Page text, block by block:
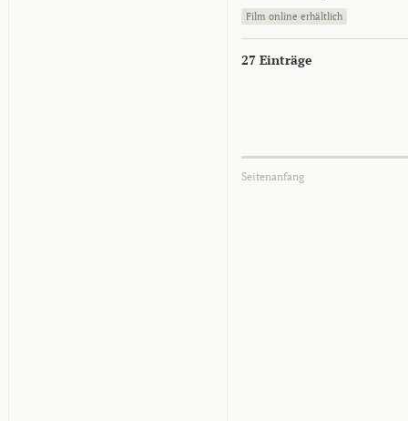
Film online erhältlich
27 Einträge
Seitenanfang